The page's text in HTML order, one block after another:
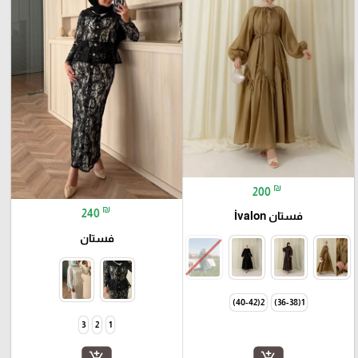
200 ₪
فستان İvalon
1(36-38)
2(40-42)
240 ₪
فستان
1
2
3